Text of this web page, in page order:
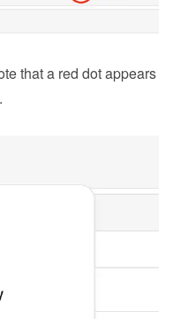
that a red dot appears